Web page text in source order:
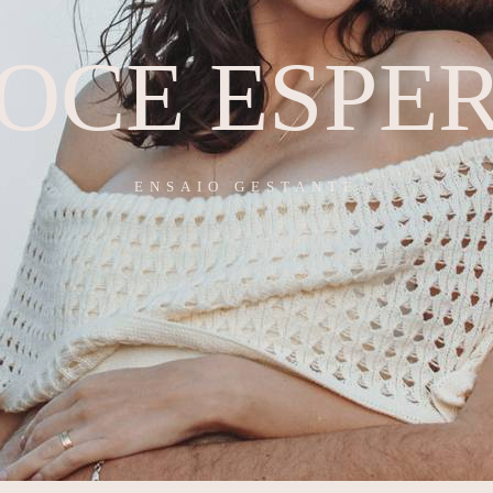
ENSAIO GESTANTE